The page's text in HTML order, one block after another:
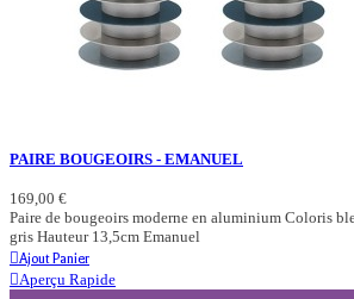
PAIRE BOUGEOIRS - EMANUEL
169,00 €
Paire de bougeoirs moderne en aluminium Coloris
gris Hauteur 13,5cm Emanuel
Ajout Panier
Aperçu Rapide